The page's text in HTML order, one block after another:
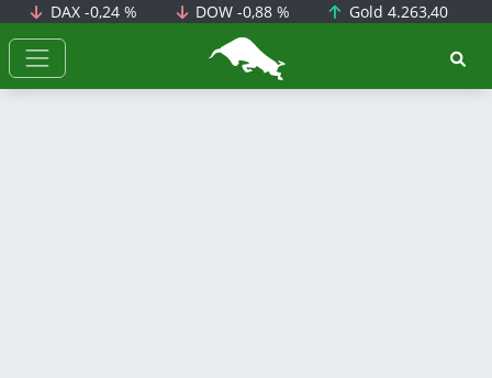
DAX -0,24 % DOW-0,88 % Gold 4.263,40
BörsenNEWS.de